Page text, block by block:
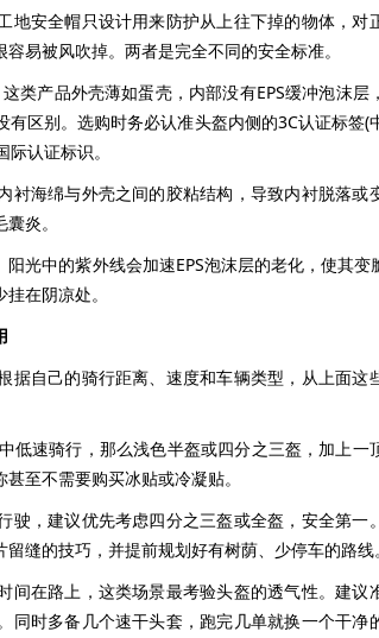
安全帽只设计用来防护从上往下掉的物体，对
易被风吹掉。两者是完全不同的安全标准。
类产品外壳薄如蛋壳，内部没有EPS缓冲泡沫层
区别。选购时务必认准头盔内侧的3C认证标签(
认证标识。
海绵与外壳之间的胶粘结构，导致内衬脱落或
炎。
中的紫外线会加速EPS泡沫层的老化，使其变
在阴凉处。
自己的骑行距离、速度和车辆类型，从上面这
速骑行，那么浅色半盔或四分之三盔，加上一
至不需要购买冰贴或冷凝贴。
，建议优先考虑四分之三盔或全盔，安全第一
缝的技巧，并提前规划好有树荫、少停车的路线。
在路上，这类场景最考验头盔的透气性。建议
同时多备几个速干头套，跑完几单就换一个干净